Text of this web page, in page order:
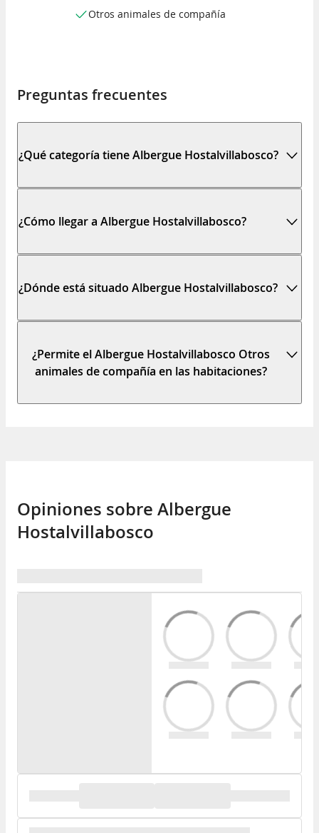
Otros animales de compañía
Preguntas frecuentes
¿Qué categoría tiene Albergue Hostalvillabosco?
¿Cómo llegar a Albergue Hostalvillabosco?
¿Dónde está situado Albergue Hostalvillabosco?
¿Permite el Albergue Hostalvillabosco Otros
animales de compañía en las habitaciones?
Opiniones sobre Albergue
Hostalvillabosco